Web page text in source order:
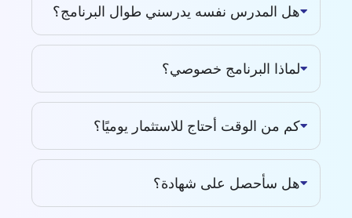
هل المدرس نفسه يدرسني طوال البرنامج؟
لماذا البرنامج خصوصي؟
كم من الوقت أحتاج للاستثمار يوميًا؟
هل سأحصل على شهادة؟